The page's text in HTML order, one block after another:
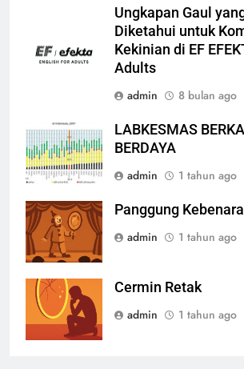
Ungkapan Gaul
Diketahui untuk
Kekinian di EF
Adults
admin
8 bulan ago
LABKESMAS
BERDAYA
admin
1 tahun ago
Panggung
admin
1 tahun ago
Cermin Retak
admin
1 tahun ago